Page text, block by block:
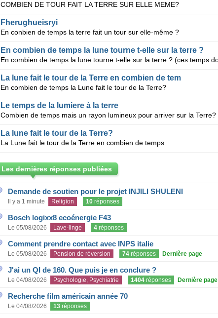
COMBIEN DE TOUR FAIT LA TERRE SUR ELLE MEME?
Fherughueisryi
En conbien de temps la terre fait un tour sur elle-même ?
En combien de temps la lune tourne t-elle sur la terre ?
La lune fait le tour de la Terre en combien de tem
En combien de temps la Lune fait le tour de la Terre?
Le temps de la lumiere à la terre
Combien de temps mais un rayon lumineux pour arriver sur la Terre?
La lune fait le tour de la Terre?
La Lune fait le tour de la Terre en combien de temps
Les dernières réponses publiées
Demande de soutien pour le projet INJILI SHULENI
Il y a 1 minute Religion 10réponses
Bosch logixx8 ecoénergie F43
Le 05/08/2026 Lave-linge 4réponses
Comment prendre contact avec INPS italie
Le 05/08/2026 Pension de réversion 74réponses Dernière page
J'ai un QI de 160. Que puis je en conclure ?
Le 04/08/2026 Psychologie, Psychiatrie 1404réponses Dernière page
Recherche film américain année 70
Le 04/08/2026 13réponses